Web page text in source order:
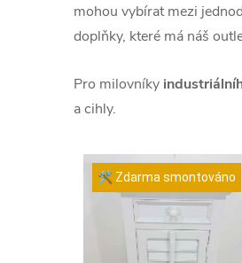
mohou vybírat mezi
doplňky, které má náš
Pro milovníky
a cihly.